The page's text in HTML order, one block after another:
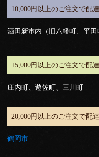
10,000円以上のご注文で配
酒田新市内（旧八幡町、平田
15,000円以上のご注文で配
庄内町、遊佐町、三川町
20,000円以上のご注文で配
鶴岡市